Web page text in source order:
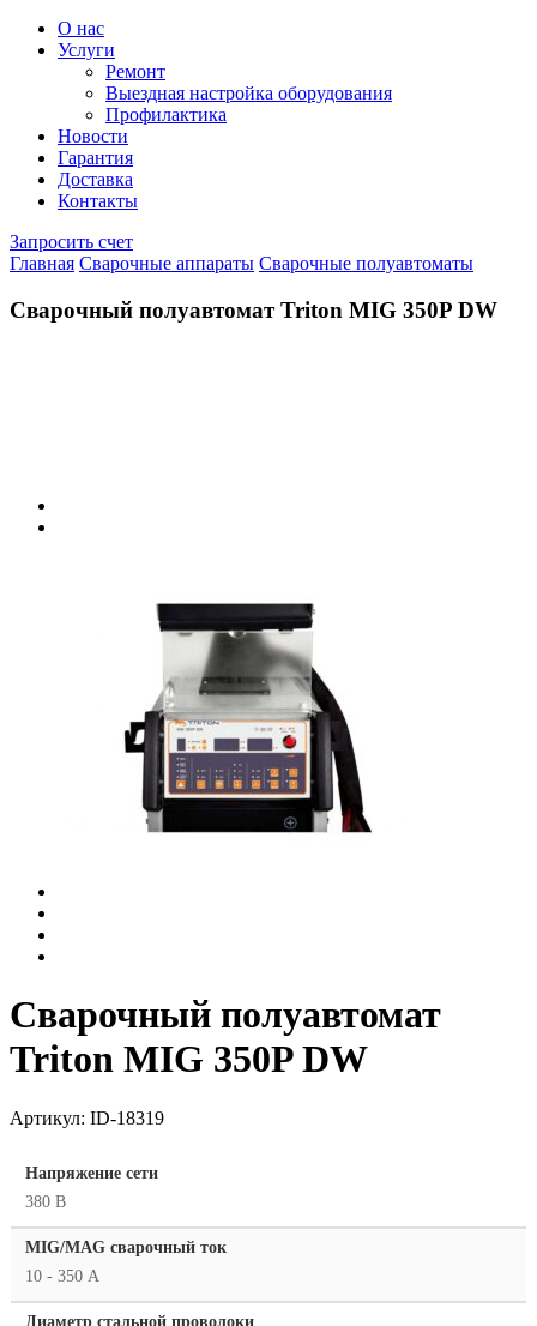
О нас
Услуги
Ремонт
Выездная настройка оборудования
Профилактика
Новости
Гарантия
Доставка
Контакты
Запросить счет
Главная Сварочные аппараты Сварочные полуавтоматы
Сварочный полуавтомат Triton MIG 350P DW
Сварочный полуавтомат
Triton MIG 350P DW
Артикул: ID-18319
Напряжение сети
380 В
MIG/MAG cварочный ток
10 - 350 А
Диаметр стальной проволоки